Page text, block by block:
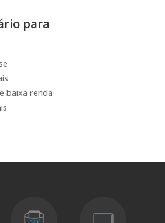
para
baixa renda